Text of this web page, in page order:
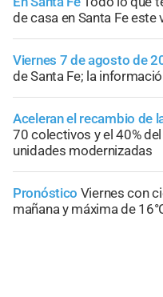
de casa en Santa Fe
Viernes 7 de agosto de
de Santa Fe; la
Aceleran el recambio de
70 colectivos y el 40%
unidades modernizadas
Pronóstico Viernes con
mañana y máxima de